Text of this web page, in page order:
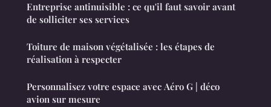
Entreprise antinuisible : ce qu'il faut savoir avant
de solliciter ses services
Toiture de maison végétalisée : les étapes de
réalisation à respecter
Personnalisez votre espace avec Aéro G | déco
avion sur mesure